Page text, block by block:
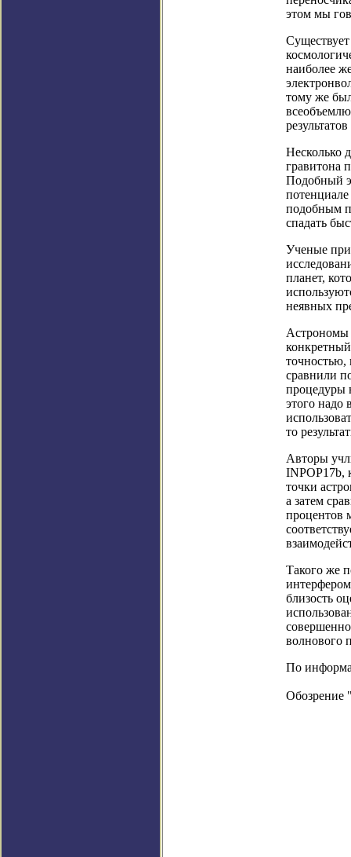
этом мы
наиболее
тому же
Несколько
гравитона
Подобный
потенциале
подобным
спадать
Ученые при
планет,
неявных
Астрономы
точностью,
сравнили
процедуры
этого надо
то
Авторы
INPOP17b,
точки
а затем
процентов
Такого же
близость
волнового
По
Обозрение